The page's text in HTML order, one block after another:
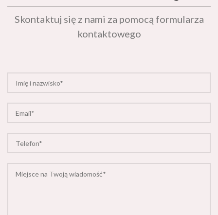
Skontaktuj się z nami za pomocą formularza
kontaktowego